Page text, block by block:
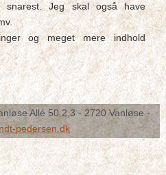
Jeg skal også have
og meget mere indhold
Allé 50 2,3 - 2720 Vanløse -
pedersen.dk